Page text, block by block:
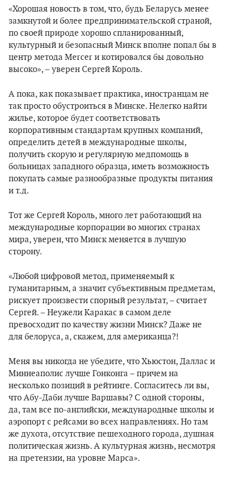
«Хорошая новость в том, что, будь Беларусь менее
замкнутой и более предпринимательской страной,
по своей природе хорошо спланированный,
культурный и безопасный Минск вполне попал бы в
центр метода Mercer и котировался бы довольно
высоко», – уверен Сергей Король.
А пока, как показывает практика, иностранцам не
так просто обустроиться в Минске. Нелегко найти
жилье, которое будет соответствовать
корпоративным стандартам крупных компаний,
определить детей в международные школы,
получить скорую и регулярную медпомощь в
больницах западного образца, иметь возможность
покупать самые разнообразные продукты питания
и т.д.
Тот же Сергей Король, много лет работающий на
международные корпорации во многих странах
мира, уверен, что Минск меняется в лучшую
сторону.
«Любой цифровой метод, применяемый к
гуманитарным, а значит субъективным предметам,
рискует произвести спорный результат, – считает
Сергей. – Неужели Каракас в самом деле
превосходит по качеству жизни Минск? Даже не
для белоруса, а, скажем, для американца?!
Меня вы никогда не убедите, что Хьюстон, Даллас и
Миннеаполис лучше Гонконга – причем на
несколько позиций в рейтинге. Согласитесь ли вы,
что Абу-Даби лучше Варшавы? С одной стороны,
да, там все по-английски, международные школы и
аэропорт с рейсами во всех направлениях. Но там
же духота, отсутствие пешеходного города, душная
политическая жизнь. А культурная жизнь, несмотря
на претензии, на уровне Марса».